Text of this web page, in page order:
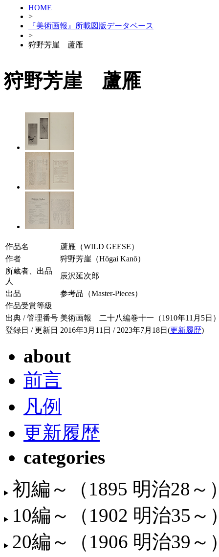
HOME
>
『美術画報』所載図版データベース
>
狩野芳崖 蘆雁
狩野芳崖 蘆雁
作品名
蘆雁（WILD GEESE）
作者
狩野芳崖（Hōgai Kanō）
所蔵者、出品
人
辰沢延次郎
出品
参考品（Master-Pieces）
作品受賞等級
出典 / 管理番号 美術画報 二十八編巻十一（1910年11月5日）
登録日 / 更新日 2016年3月11日 / 2023年7月18日(更新履歴)
about
前言
凡例
更新履歴
categories
初編～（1895 明治28～
10編～（1902 明治35～
20編～（1906 明治39～